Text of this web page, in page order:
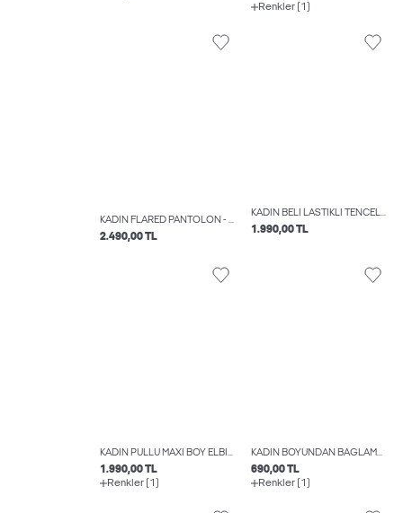
Renkler (1)
KADIN FLARED PANTOLON - ROSE
2.490,00 TL
KADIN BELI LASTIKLI TENCEL™ PANTOLON - EMILY
1.990,00 TL
KADIN PULLU MAXI BOY ELBISE - MIA
1.990,00 TL
Renkler (1)
KADIN BOYUNDAN BAĞLAMALI BLUZ - ZOELLA
690,00 TL
Renkler (1)